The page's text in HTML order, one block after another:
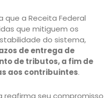
que a Receita Federal
que mitiguem os
do sistema,
de entrega de
de tributos, a fim de
aos contribuintes.
seu compromisso